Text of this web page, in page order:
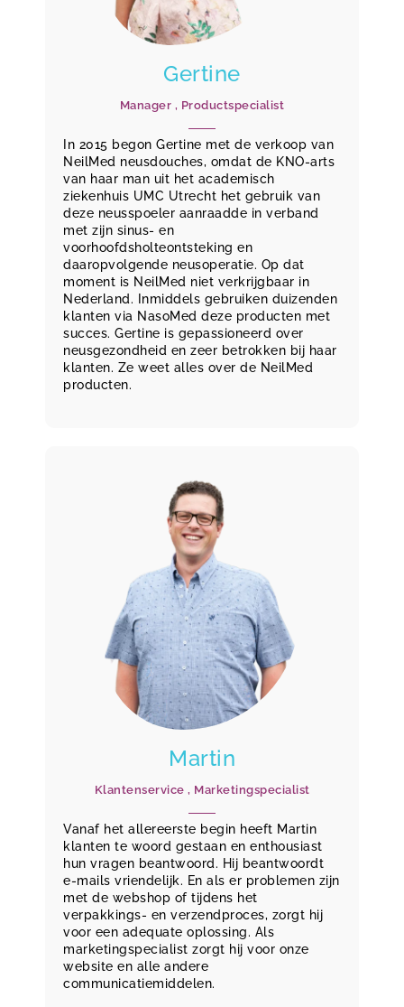
Gertine
Manager , Productspecialist
In 2015 begon Gertine met de verkoop van
NeilMed neusdouches, omdat de KNO-arts
van haar man uit het academisch
ziekenhuis UMC Utrecht het gebruik van
deze neusspoeler aanraadde in verband
met zijn sinus- en
voorhoofdsholteontsteking en
daaropvolgende neusoperatie. Op dat
moment is NeilMed niet verkrijgbaar in
Nederland. Inmiddels gebruiken duizenden
klanten via NasoMed deze producten met
succes. Gertine is gepassioneerd over
neusgezondheid en zeer betrokken bij haar
klanten. Ze weet alles over de NeilMed
producten.
Martin
Klantenservice , Marketingspecialist
Vanaf het allereerste begin heeft Martin
klanten te woord gestaan en enthousiast
hun vragen beantwoord. Hij beantwoordt
e-mails vriendelijk. En als er problemen zijn
met de webshop of tijdens het
verpakkings- en verzendproces, zorgt hij
voor een adequate oplossing. Als
marketingspecialist zorgt hij voor onze
website en alle andere
communicatiemiddelen.